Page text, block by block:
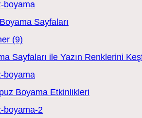
Sayfaları
Sayfaları ile Yazın Renklerini
Boyama Etkinlikleri